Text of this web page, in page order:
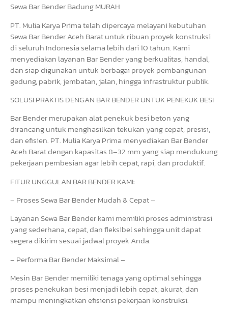
Sewa Bar Bender Badung MURAH
PT. Mulia Karya Prima telah dipercaya melayani kebutuhan
Sewa Bar Bender Aceh Barat untuk ribuan proyek konstruksi
di seluruh Indonesia selama lebih dari 10 tahun. Kami
menyediakan layanan Bar Bender yang berkualitas, handal,
dan siap digunakan untuk berbagai proyek pembangunan
gedung, pabrik, jembatan, jalan, hingga infrastruktur publik.
SOLUSI PRAKTIS DENGAN BAR BENDER UNTUK PENEKUK BESI
Bar Bender merupakan alat penekuk besi beton yang
dirancang untuk menghasilkan tekukan yang cepat, presisi,
dan efisien. PT. Mulia Karya Prima menyediakan Bar Bender
Aceh Barat dengan kapasitas 8–32 mm yang siap mendukung
pekerjaan pembesian agar lebih cepat, rapi, dan produktif.
FITUR UNGGULAN BAR BENDER KAMI:
– Proses Sewa Bar Bender Mudah & Cepat –
Layanan Sewa Bar Bender kami memiliki proses administrasi
yang sederhana, cepat, dan fleksibel sehingga unit dapat
segera dikirim sesuai jadwal proyek Anda.
– Performa Bar Bender Maksimal –
Mesin Bar Bender memiliki tenaga yang optimal sehingga
proses penekukan besi menjadi lebih cepat, akurat, dan
mampu meningkatkan efisiensi pekerjaan konstruksi.